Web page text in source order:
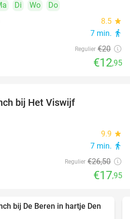
Di Wo
Do
8.5 star
7 min. directions_walk
Regulier €20
€12,95
bij Het Viswijf
9.9 star
7 min. directions_walk
Regulier €26,50
€17,95
43%
bij De Beren in hartje Den